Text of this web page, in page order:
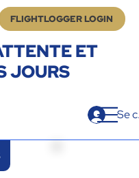
FLIGHTLOGGER LOGIN
ET
JOURS
Se